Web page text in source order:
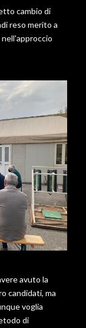
cambio di
reso merito a
avuto la
candidati, ma
voglia
di